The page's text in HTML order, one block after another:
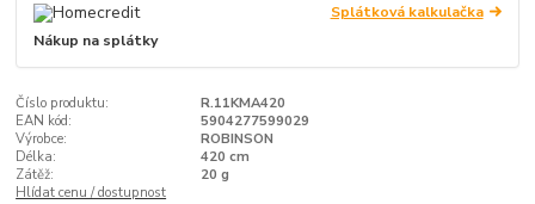
Splátková kalkulačka
Nákup na splátky
Číslo produktu:
R.11KMA420
EAN kód:
5904277599029
Výrobce:
ROBINSON
Délka:
420 cm
Zátěž:
20 g
Hlídat cenu / dostupnost